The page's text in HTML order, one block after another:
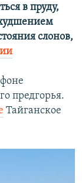
в пруду,
слонов,
предгорья.
Тайганское